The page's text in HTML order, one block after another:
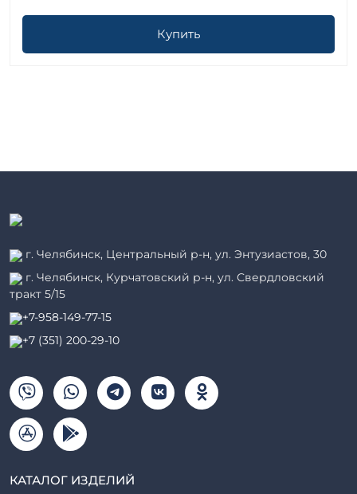
Купить
г. Челябинск, Центральный р-н, ул. Энтузиастов, 30
г. Челябинск, Курчатовский р-н, ул. Свердловский
тракт 5/15
+7-958-149-77-15
+7 (351) 200-29-10
КАТАЛОГ ИЗДЕЛИЙ